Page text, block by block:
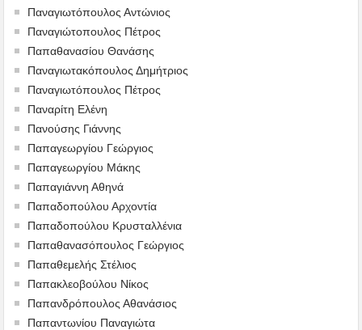
Παναγιωτόπουλος Αντώνιος
Παναγιώτοπουλος Πέτρος
Παπαθανασίου Θανάσης
Παναγιωτακόπουλος Δημήτριος
Παναγιωτόπουλος Πέτρος
Παναρίτη Ελένη
Πανούσης Γιάννης
Παπαγεωργίου Γεώργιος
Παπαγεωργίου Μάκης
Παπαγιάννη Αθηνά
Παπαδοπούλου Αρχοντία
Παπαδοπούλου Κρυσταλλένια
Παπαθανασόπουλος Γεώργιος
Παπαθεμελής Στέλιος
Παπακλεοβούλου Νίκος
Παπανδρόπουλος Αθανάσιος
Παπαντωνίου Παναγιώτα